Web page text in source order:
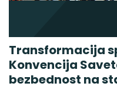
Transformacija
Konvencija
bezbednost na